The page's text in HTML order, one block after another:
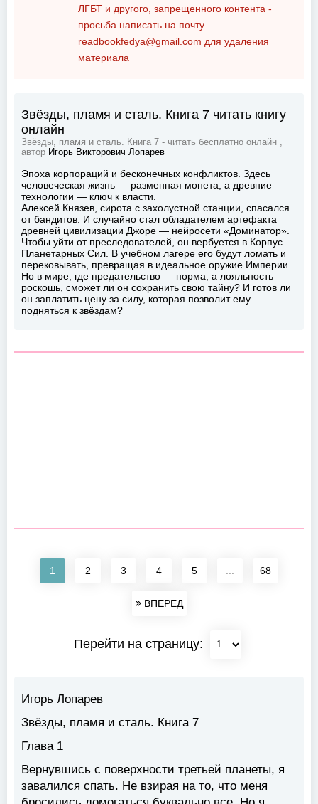
ЛГБТ и другого, запрещенного контента -
просьба написать на почту
readbookfedya@gmail.com для удаления
материала
Звёзды, пламя и сталь. Книга 7 читать книгу
онлайн
Звёзды, пламя и сталь. Книга 7 - читать бесплатно онлайн ,
автор Игорь Викторович Лопарев
Эпоха корпораций и бесконечных конфликтов. Здесь
человеческая жизнь — разменная монета, а древние
технологии — ключ к власти.
Алексей Князев, сирота с захолустной станции, спасался
от бандитов. И случайно стал обладателем артефакта
древней цивилизации Джоре — нейросети «Доминатор».
Чтобы уйти от преследователей, он вербуется в Корпус
Планетарных Сил. В учебном лагере его будут ломать и
перековывать, превращая в идеальное оружие Империи.
Но в мире, где предательство — норма, а лояльность —
роскошь, сможет ли он сохранить свою тайну? И готов ли
он заплатить цену за силу, которая позволит ему
подняться к звёздам?
1 2 3 4 5 68
ВПЕРЕД
Перейти на страницу:
Игорь Лопарев
Звёзды, пламя и сталь. Книга 7
Глава 1
Вернувшись с поверхности третьей планеты, я
завалился спать. Не взирая на то, что меня